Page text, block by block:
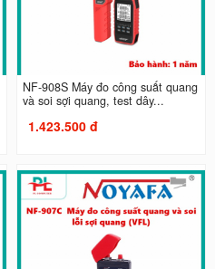
NF-908S Máy đo công suất quang
và soi sợi quang, test dây...
1.423.500 đ